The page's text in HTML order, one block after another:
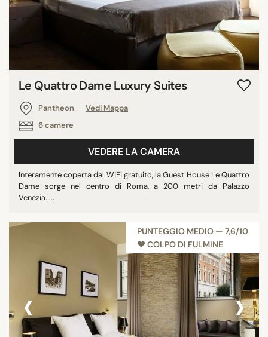
Le Quattro Dame Luxury Suites
Pantheon
Vedi Mappa
6 camere
VEDERE LA CAMERA
Interamente coperta dal WiFi gratuito, la Guest House Le Quattro
Dame sorge nel centro di Roma, a 200 metri da Palazzo
Venezia. ...
PUNTEGGIO MEDIO — 7,6/10
♥︎ COLPO DI FULMINE
‹ ›